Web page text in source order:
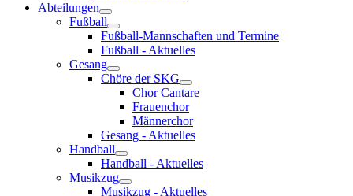
Abteilungen
Fußball
Fußball-Mannschaften und Termine
Fußball - Aktuelles
Gesang
Chöre der SKG
Chor Cantare
Frauenchor
Männerchor
Gesang - Aktuelles
Handball
Handball - Aktuelles
Musikzug
Musikzug - Aktuelles